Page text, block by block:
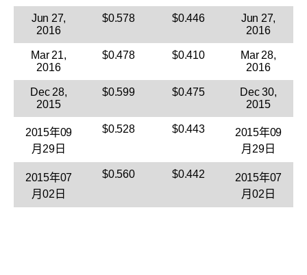
Jun 27,
2016
$0.578 $0.446
Jun 27,
2016
Mar 21,
2016
$0.478 $0.410
Mar 28,
2016
Dec 28,
2015
$0.599 $0.475
Dec 30,
2015
2015年09
月29日
$0.528 $0.443
2015年09
月29日
2015年07
月02日
$0.560 $0.442
2015年07
月02日